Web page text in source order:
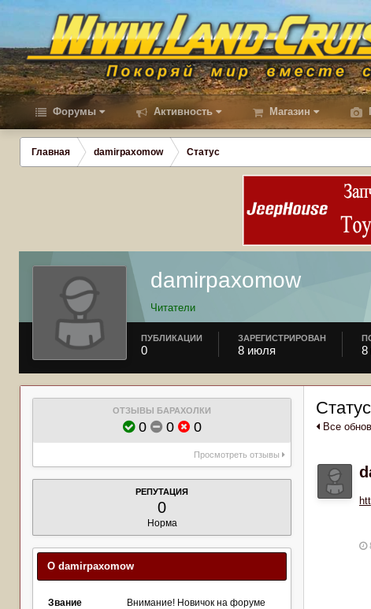
Форумы Активность Магазин
Главная damirpaxomow Статус
damirpaxomow
Читатели
ПУБЛИКАЦИИ
0
ЗАРЕГИСТРИРОВАН
8 июля 8
ОТЗЫВЫ БАРАХОЛКИ
0 0 0
Просмотреть отзывы
РЕПУТАЦИЯ
0
Норма
О damirpaxomow
Звание Внимание! Новичок на форуме
Статус
Все